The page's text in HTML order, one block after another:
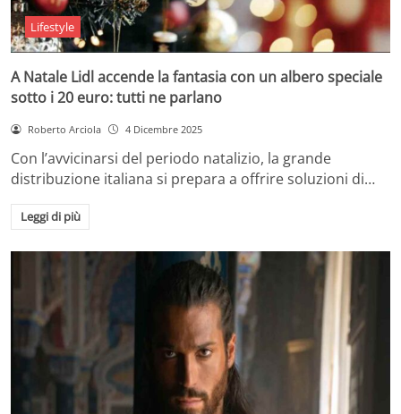
Lifestyle
A Natale Lidl accende la fantasia con un albero speciale
sotto i 20 euro: tutti ne parlano
Roberto Arciola 4 Dicembre 2025
Con l’avvicinarsi del periodo natalizio, la grande
distribuzione italiana si prepara a offrire soluzioni di…
Leggi di più